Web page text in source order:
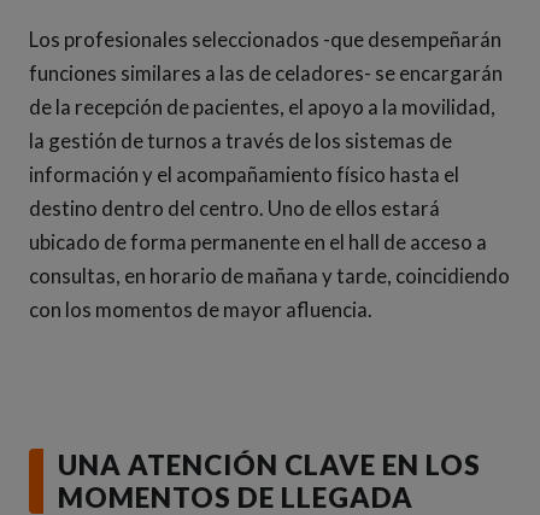
Los profesionales seleccionados -que desempeñarán
funciones similares a las de celadores- se encargarán
de la recepción de pacientes, el apoyo a la movilidad,
la gestión de turnos a través de los sistemas de
información y el acompañamiento físico hasta el
destino dentro del centro. Uno de ellos estará
ubicado de forma permanente en el hall de acceso a
consultas, en horario de mañana y tarde, coincidiendo
con los momentos de mayor afluencia.
UNA ATENCIÓN CLAVE EN LOS
MOMENTOS DE LLEGADA